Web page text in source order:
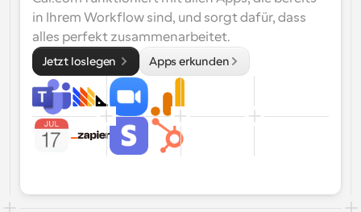
in Ihrem Workflow sind, und sorgt dafür, dass
alles perfekt zusammenarbeitet.
Jetzt loslegen Apps erkunden